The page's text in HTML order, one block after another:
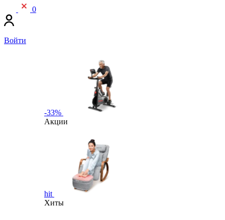
0
Войти
-33%
Акции
hit
Хиты